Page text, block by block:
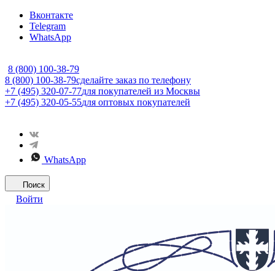
Вконтакте
Telegram
WhatsApp
8 (800) 100-38-79
8 (800) 100-38-79сделайте заказ по телефону
+7 (495) 320-07-77для покупателей из Москвы
+7 (495) 320-05-55для оптовых покупателей
WhatsApp
Поиск
Войти